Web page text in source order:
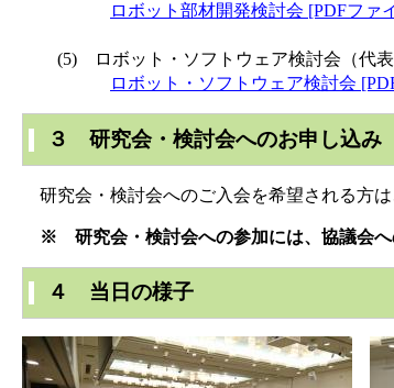
ロボット部材開発検討会 [PDFファ
(5) ロボット・ソフトウェア検討会（代表
ロボット・ソフトウェア検討会
３ 研究会・検討会へのお申し込み
研究会・検討会へのご入会を希望される方は
※ 研究会・検討会への参加には、協議会へ
４ 当日の様子